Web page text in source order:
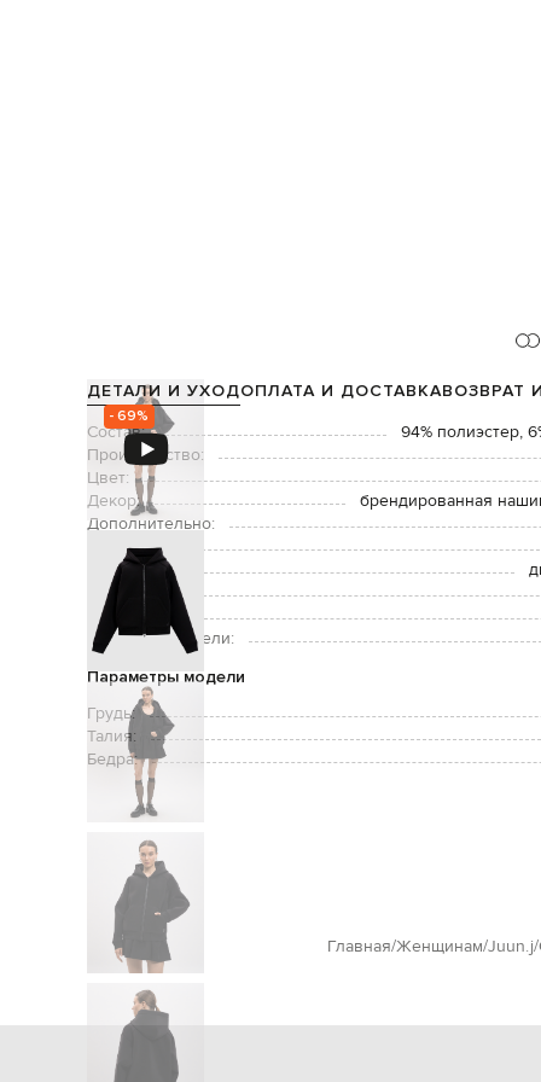
- 69%
ДЕТАЛИ И УХОДОПЛАТА И ДОСТАВКАВОЗВРАТ
Состав:
94% полиэстер,
Производство:
Цвет:
Декор:
брендированная
Дополнительно:
Застежка:
Карманы:
Уход:
Рост модели:
Размер на модели:
Параметры модели
Грудь:
Талия:
Бедра:
Главная Женщинам Juun.j